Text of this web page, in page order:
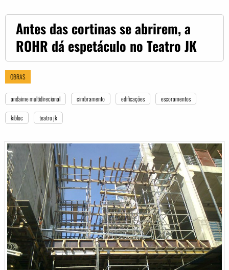
Antes das cortinas se abrirem, a
ROHR dá espetáculo no Teatro JK
OBRAS
andaime multidirecional cimbramento edificações escoramentos
kibloc teatro jk